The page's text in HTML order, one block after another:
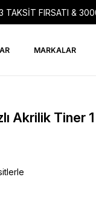
TAKSİT FIRSATI &
MARKALAR
Akrilik Tiner